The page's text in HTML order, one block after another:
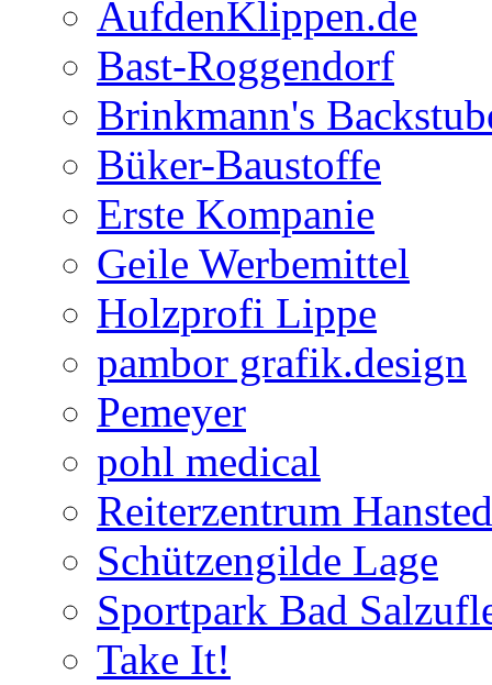
AufdenKlippen.de
Bast-Roggendorf
Brinkmann's
Büker-Baustoffe
Erste Kompanie
Geile Werbemittel
Holzprofi Lippe
pambor grafik.design
Pemeyer
pohl medical
Reiterzentrum
Schützengilde Lage
Sportpark Bad
Take It!